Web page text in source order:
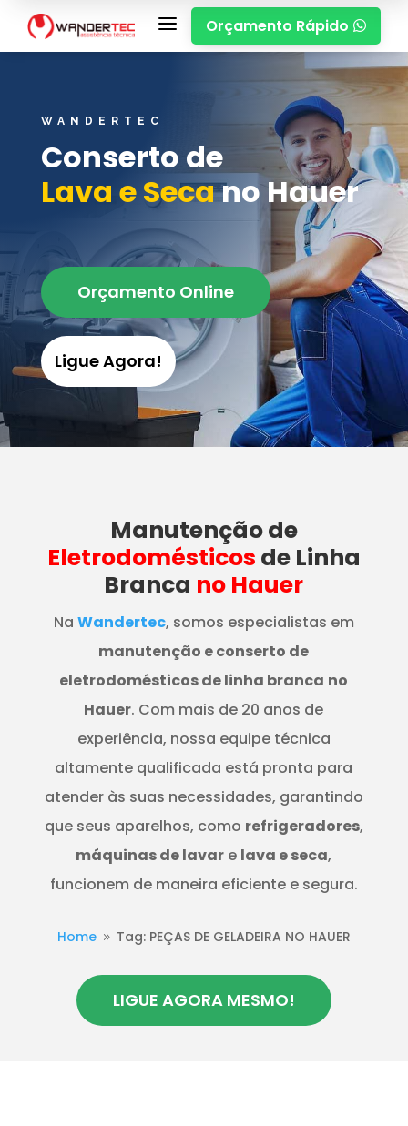
a Orçamento Rápido 
WANDERTEC
Conserto de
Lava e Secano Hauer
Orçamento Online
Ligue Agora!
Manutençãode
Eletrodomésticos de Linha
Branca no Hauer
Na Wandertec, somos especialistas em
manutenção e conserto de
eletrodomésticos de linha branca no
Hauer. Com mais de 20 anos de
experiência, nossa equipe técnica
altamente qualificada está pronta para
atender às suas necessidades, garantindo
que seus aparelhos, como refrigeradores,
máquinas de lavar e lava e seca,
funcionem de maneira eficiente e segura.
Home 9 Tag: PEÇAS DE GELADEIRA NO HAUER
LIGUE AGORA MESMO!